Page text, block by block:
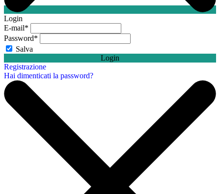
Login
E-mail*
Password*
Salva
Login
Registrazione
Hai dimenticati la password?